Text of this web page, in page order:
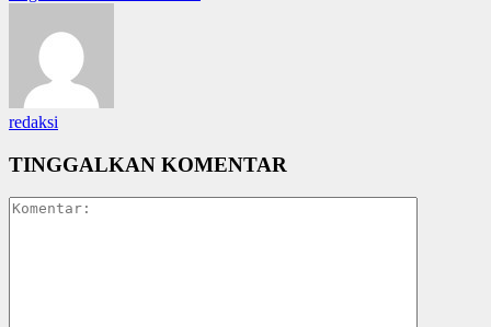
redaksi
TINGGALKAN KOMENTAR